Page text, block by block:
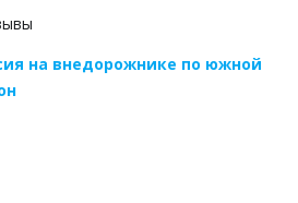
на внедорожнике по южной